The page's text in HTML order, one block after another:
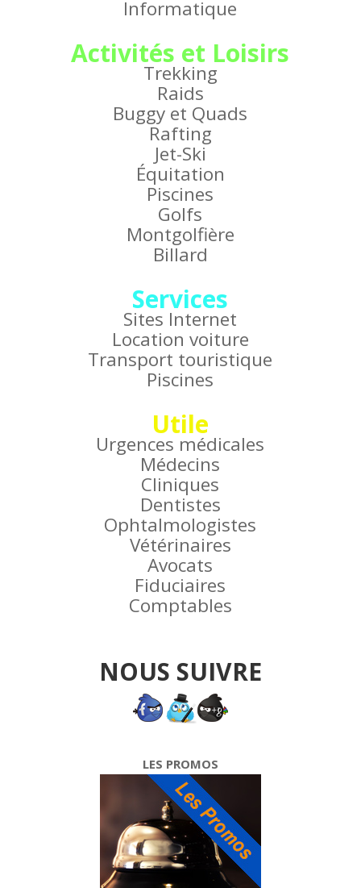
Informatique
Activités et Loisirs
Trekking
Raids
Buggy et Quads
Rafting
Jet-Ski
Équitation
Piscines
Golfs
Montgolfière
Billard
Services
Sites Internet
Location voiture
Transport touristique
Piscines
Utile
Urgences médicales
Médecins
Cliniques
Dentistes
Ophtalmologistes
Vétérinaires
Avocats
Fiduciaires
Comptables
NOUS SUIVRE
LES PROMOS